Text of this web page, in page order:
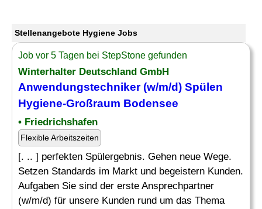
Stellenangebote Hygiene Jobs
Job vor 5 Tagen bei StepStone gefunden
Winterhalter Deutschland GmbH
Anwendungstechniker (w/m/d) Spülen
Hygiene-Großraum Bodensee
• Friedrichshafen
Flexible Arbeitszeiten
[. .. ] perfekten Spülergebnis. Gehen neue Wege.
Setzen Standards im Markt und begeistern Kunden.
Aufgaben Sie sind der erste Ansprechpartner
(w/m/d) für unsere Kunden rund um das Thema